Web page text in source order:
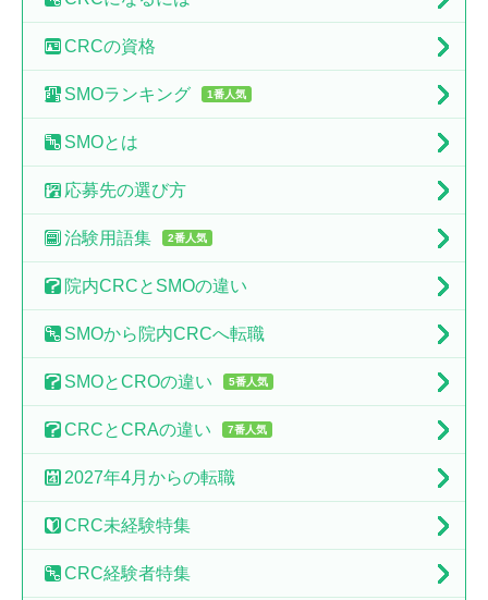
CRCの資格
SMOランキング 1番人気
SMOとは
応募先の選び方
治験用語集 2番人気
院内CRCと SMOの違い
SMOから 院内CRCへ転職
SMOとCROの違い 5番人気
CRCとCRAの違い 7番人気
2027年4月からの転職
CRC未経験特集
CRC経験者特集